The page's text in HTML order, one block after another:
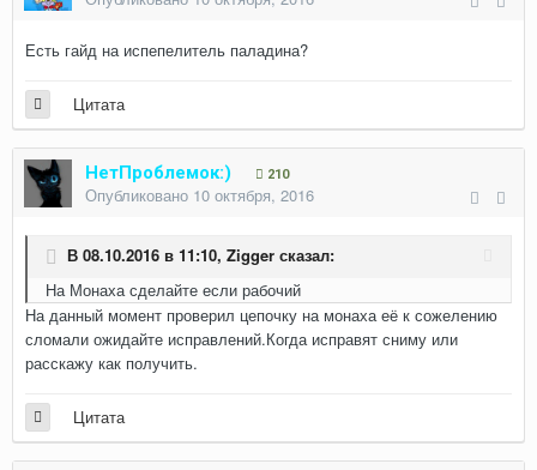
Есть гайд на испепелитель паладина?
Цитата
НетПроблемок:) 210
Опубликовано 10 октября, 2016
В 08.10.2016 в 11:10, Zigger сказал:
На Монаха сделайте если рабочий
На данный момент проверил цепочку на монаха её к сожелению
сломали ожидайте исправлений.Когда исправят сниму или
расскажу как получить.
Цитата